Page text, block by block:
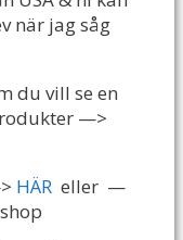
när jag såg
du vill se en
—>
HÄR eller —